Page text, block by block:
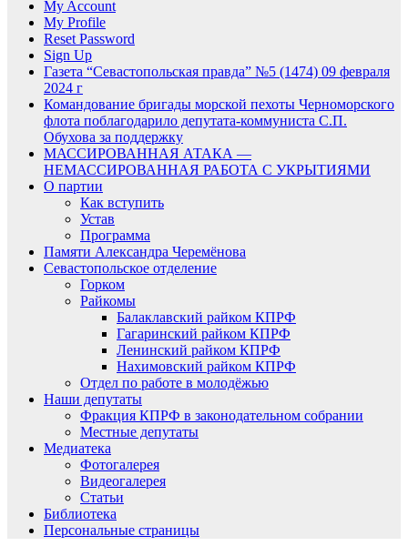
My Account
My Profile
Reset Password
Sign Up
Газета “Севастопольская правда” №5 (1474) 09 февраля
2024 г
Командование бригады морской пехоты Черноморского
флота поблагодарило депутата-коммуниста С.П.
Обухова за поддержку
МАССИРОВАННАЯ АТАКА —
НЕМАССИРОВАННАЯ РАБОТА С УКРЫТИЯМИ
О партии
Как вступить
Устав
Программа
Памяти Александра Черемёнова
Севастопольское отделение
Горком
Райкомы
Балаклавский райком КПРФ
Гагаринский райком КПРФ
Ленинский райком КПРФ
Нахимовский райком КПРФ
Отдел по работе в молодёжью
Наши депутаты
Фракция КПРФ в законодательном собрании
Местные депутаты
Медиатека
Фотогалерея
Видеогалерея
Статьи
Библиотека
Персональные страницы